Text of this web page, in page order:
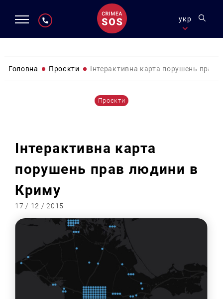
укр
Головна Проєкти Інтерактивна карта порушень прав
Проєкти
Інтерактивна карта
порушень прав людини в
Криму
17 / 12 / 2015